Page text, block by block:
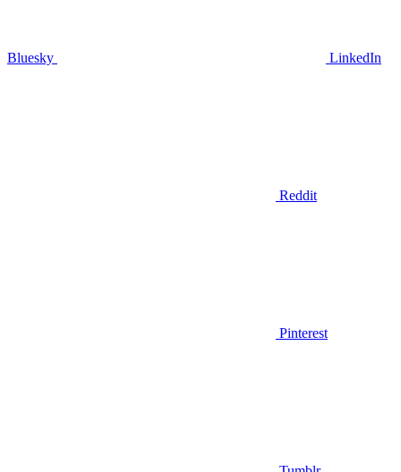
Bluesky LinkedIn
Reddit
Pinterest